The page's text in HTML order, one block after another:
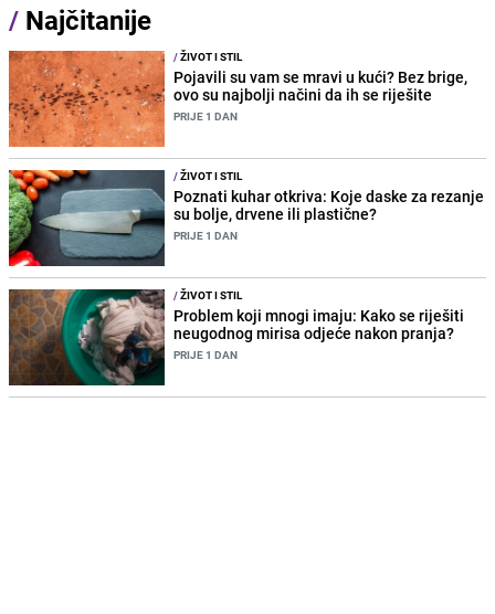
/ Najčitanije
/ŽIVOT I STIL
Pojavili su vam se mravi u kući? Bez brige,
ovo su najbolji načini da ih se riješite
PRIJE 1 DAN
/ŽIVOT I STIL
Poznati kuhar otkriva: Koje daske za rezanje
su bolje, drvene ili plastične?
PRIJE 1 DAN
/ŽIVOT I STIL
Problem koji mnogi imaju: Kako se riješiti
neugodnog mirisa odjeće nakon pranja?
PRIJE 1 DAN